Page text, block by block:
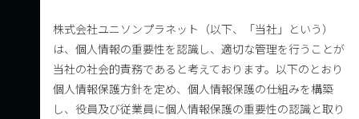
株式会社ユニソンプラネット（以下、「当社」という）
は、個人情報の重要性を認識し、適切な管理を行うことが
当社の社会的責務であると考えております。以下のとおり
個人情報保護方針を定め、個人情報保護の仕組みを構築
し、役員及び従業員に個人情報保護の重要性の認識と取り